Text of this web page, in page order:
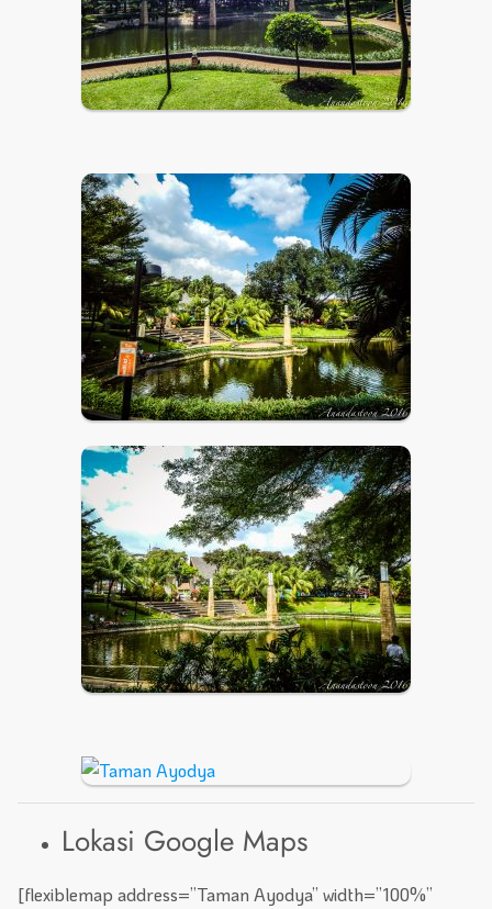
Lokasi Google Maps
[flexiblemap address=”Taman Ayodya” width=”100%”